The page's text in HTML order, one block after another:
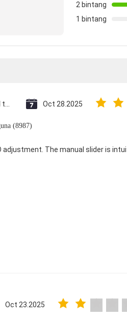
2 bintang
1 bintang
Oct 28.2025
(8987)
adjustment. The manual slider is
Oct 23.2025